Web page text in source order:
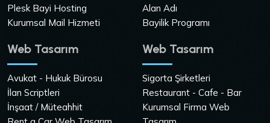
Plesk Bayi Hosting
Kurumsal Mail Hizmeti
Alan Adı
Bayilik Programı
Web Tasarım
Avukat - Hukuk Bürosu
İlan Scriptleri
İnşaat / Müteahhit
Web Tasarım
Sigorta Şirketleri
Restaurant - Cafe - Bar
Kurumsal Firma Web